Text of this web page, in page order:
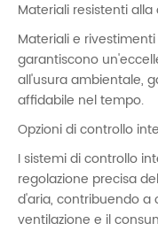
Materiali resistenti alla
Materiali e
garantiscono
all'usura ambientale,
affidabile nel tempo.
Opzioni di controllo
I sistemi di controllo
regolazione precisa
d'aria, contribuendo a
ventilazione e il